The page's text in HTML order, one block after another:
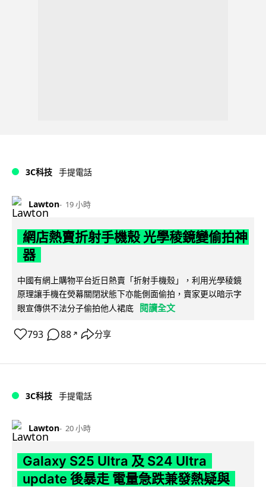
3C科技 手提電話
Lawton 19 小時
網店熱賣折射手機殼 光學稜鏡變偷拍神
器
中國有網上購物平台近日熱賣「折射手機殼」，利用光學稜鏡
原理讓手機在熒幕關閉狀態下亦能側面偷拍，賣家更以暗示字
眼宣傳供不法分子偷拍他人裙底 閱讀全文
793 88 ↗ 分享
3C科技 手提電話
Lawton 20 小時
Galaxy S25 Ultra 及 S24 Ultra
update 後暴走 電量急跌兼發熱疑與